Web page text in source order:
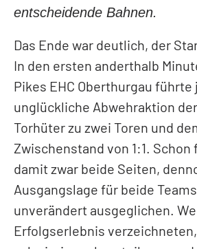
Mitglieder
Anlässe
entscheidende Bahnen.
Das Ende war deutlich, der
In den ersten anderthalb
Pikes EHC Oberthurgau führte
unglückliche Abwehraktion
Torhüter zu zwei Toren und
Zwischenstand von 1:1.
damit zwar beide Seiten,
Ausgangslage für beide
unverändert ausgeglichen.
Erfolgserlebnis